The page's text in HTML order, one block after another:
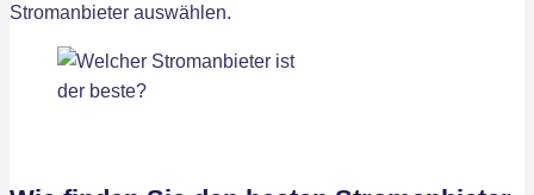
Stromanbieter auswählen.